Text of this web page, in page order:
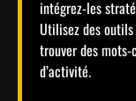
intégrez-les
Utilisez des outils
trouver des
d’activité.